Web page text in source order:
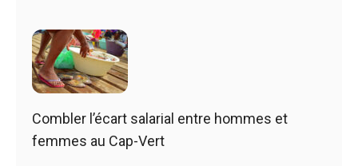
Combler l’écart salarial entre hommes et
femmes au Cap-Vert